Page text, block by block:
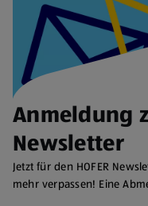
Anmeldung
Newsletter
Jetzt für den HOFER
mehr verpassen! Eine